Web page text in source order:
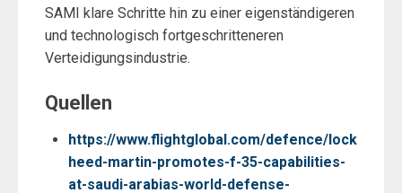
SAMI klare Schritte hin zu einer eigenständigeren
und technologisch fortgeschritteneren
Verteidigungsindustrie.
Quellen
https://www.flightglobal.com/defence/lock
heed-martin-promotes-f-35-capabilities-
at-saudi-arabias-world-defense-